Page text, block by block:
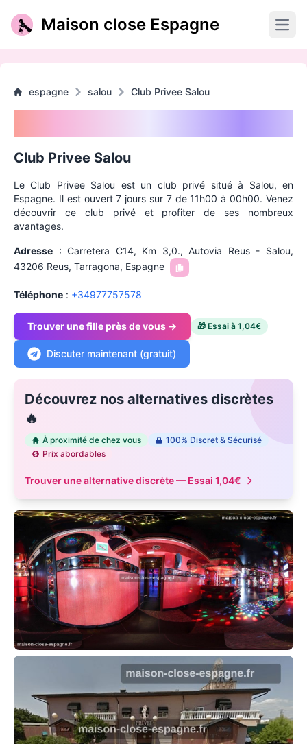
Maison close Espagne
espagne salou Club Privee Salou
Club Privee Salou
Le Club Privee Salou est un club privé situé à Salou, en
Espagne. Il est ouvert 7 jours sur 7 de 11h00 à 00h00. Venez
découvrir ce club privé et profiter de ses nombreux
avantages.
Adresse :Carretera C14, Km 3,0., Autovia Reus - Salou,
43206 Reus, Tarragona, Espagne
Téléphone : +34977757578
Trouver une fille près de vous → 🎁 Essai à 1,04€
Discuter maintenant (gratuit)
Découvrez nos alternatives discrètes
🔥
À proximité de chez vous
100% Discret & Sécurisé
Prix abordables
Trouver une alternative discrète — Essai 1,04€